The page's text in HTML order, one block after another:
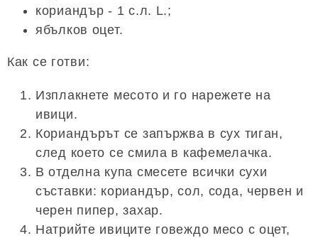
кориандър - 1 с.л. L.;
ябълков оцет.
Как се готви:
Изплакнете месото и го нарежете на
ивици.
Кориандърът се запържва в сух тиган,
след което се смила в кафемелачка.
В отделна купа смесете всички сухи
съставки: кориандър, сол, сода, червен и
черен пипер, захар.
Натрийте ивиците говеждо месо с оцет,